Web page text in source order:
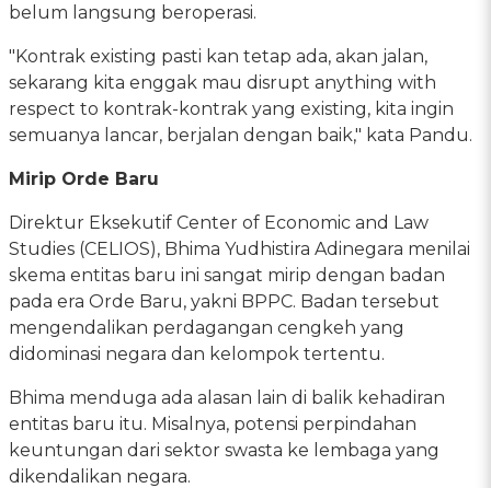
belum langsung beroperasi.
"Kontrak existing pasti kan tetap ada, akan jalan,
sekarang kita enggak mau disrupt anything with
respect to kontrak-kontrak yang existing, kita ingin
semuanya lancar, berjalan dengan baik," kata Pandu.
Mirip Orde Baru
Direktur Eksekutif Center of Economic and Law
Studies (CELIOS), Bhima Yudhistira Adinegara menilai
skema entitas baru ini sangat mirip dengan badan
pada era Orde Baru, yakni BPPC. Badan tersebut
mengendalikan perdagangan cengkeh yang
didominasi negara dan kelompok tertentu.
Bhima menduga ada alasan lain di balik kehadiran
entitas baru itu. Misalnya, potensi perpindahan
keuntungan dari sektor swasta ke lembaga yang
dikendalikan negara.